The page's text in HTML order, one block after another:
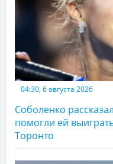
04:30, 6 августа 2026
Соболенко
помогли ей
Торонто